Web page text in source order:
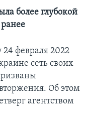
более глубокой
февраля 2022
сеть своих
вторжения. Об этом
агентством